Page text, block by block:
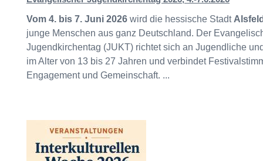
Vom 4. bis 7. Juni 2026 wird die hessische Stadt
junge Menschen aus ganz Deutschland. Der
Jugendkirchentag (JUKT) richtet sich an Jugendliche
im Alter von 13 bis 27 Jahren und verbindet
Engagement und Gemeinschaft. ...